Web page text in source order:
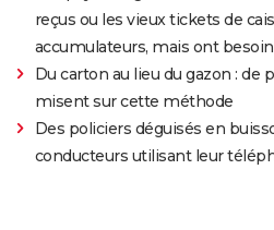
reçus ou les vieux tickets de
accumulateurs, mais ont
Du carton au lieu du gazon : de
misent sur cette méthode
Des policiers déguisés en
conducteurs utilisant leur